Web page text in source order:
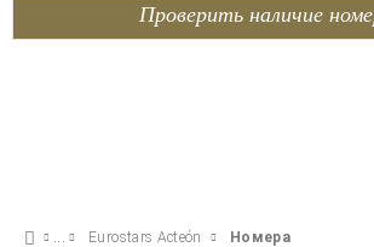
Проверить наличие
Eurostars Acteón Номера